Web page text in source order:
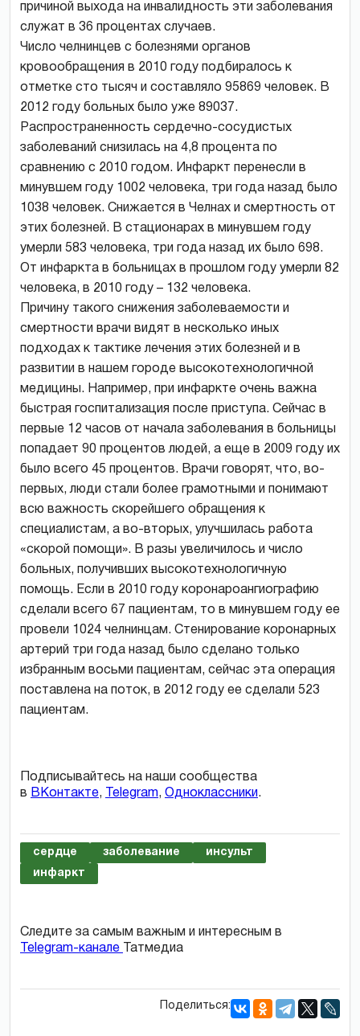
причиной выхода на инвалидность эти заболевания
служат в 36 процентах случаев.
Число челнинцев с болезнями органов
кровообращения в 2010 году подбиралось к
отметке сто тысяч и составляло 95869 человек. В
2012 году больных было уже 89037.
Распространенность сердечно-сосудистых
заболеваний снизилась на 4,8 процента по
сравнению с 2010 годом. Инфаркт перенесли в
минувшем году 1002 человека, три года назад было
1038 человек. Снижается в Челнах и смертность от
этих болезней. В стационарах в минувшем году
умерли 583 человека, три года назад их было 698.
От инфаркта в больницах в прошлом году умерли 82
человека, в 2010 году – 132 человека.
Причину такого снижения заболеваемости и
смертности врачи видят в несколько иных
подходах к тактике лечения этих болезней и в
развитии в нашем городе высокотехнологичной
медицины. Например, при инфаркте очень важна
быстрая госпитализация после приступа. Сейчас в
первые 12 часов от начала заболевания в больницы
попадает 90 процентов людей, а еще в 2009 году их
было всего 45 процентов. Врачи говорят, что, во-
первых, люди стали более грамотными и понимают
всю важность скорейшего обращения к
специалистам, а во-вторых, улучшилась работа
«скорой помощи». В разы увеличилось и число
больных, получивших высокотехнологичную
помощь. Если в 2010 году коронароангиографию
сделали всего 67 пациентам, то в минувшем году ее
провели 1024 челнинцам. Стенирование коронарных
артерий три года назад было сделано только
избранным восьми пациентам, сейчас эта операция
поставлена на поток, в 2012 году ее сделали 523
пациентам.
Подписывайтесь на наши сообщества
в ВКонтакте, Telegram, Одноклассники.
сердце заболевание
инсульт
инфаркт
Следите за самым важным и интересным в
Telegram-канале
Татмедиа
Поделиться: